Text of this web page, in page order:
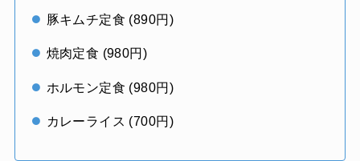
豚キムチ定食 (890円)
焼肉定食 (980円)
ホルモン定食 (980円)
カレーライス (700円)